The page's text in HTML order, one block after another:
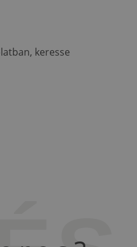
keresse